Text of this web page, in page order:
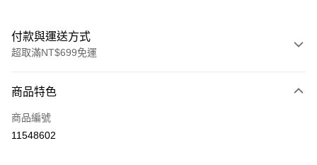
付款與運送方式
超取滿NT$699免運
信用卡一次付款
超商取貨付款
商品特色
商品編號
11548602